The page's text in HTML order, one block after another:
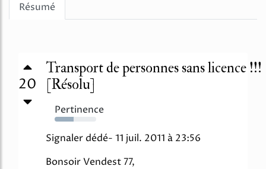
Résumé
20
Transport de personnes sans licence !!!
[Résolu]
Pertinence
46%
Signaler dédé- 11 juil. 2011 à 23:56
Bonsoir Vendest 77,